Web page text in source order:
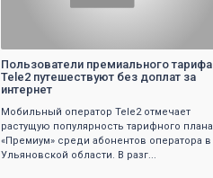
Пользователи премиального тарифа
Tele2 путешествуют без доплат за
интернет
Мобильный оператор Tele2 отмечает
растущую популярность тарифного плана
«Премиум» среди абонентов оператора в
Ульяновской области. В разг...